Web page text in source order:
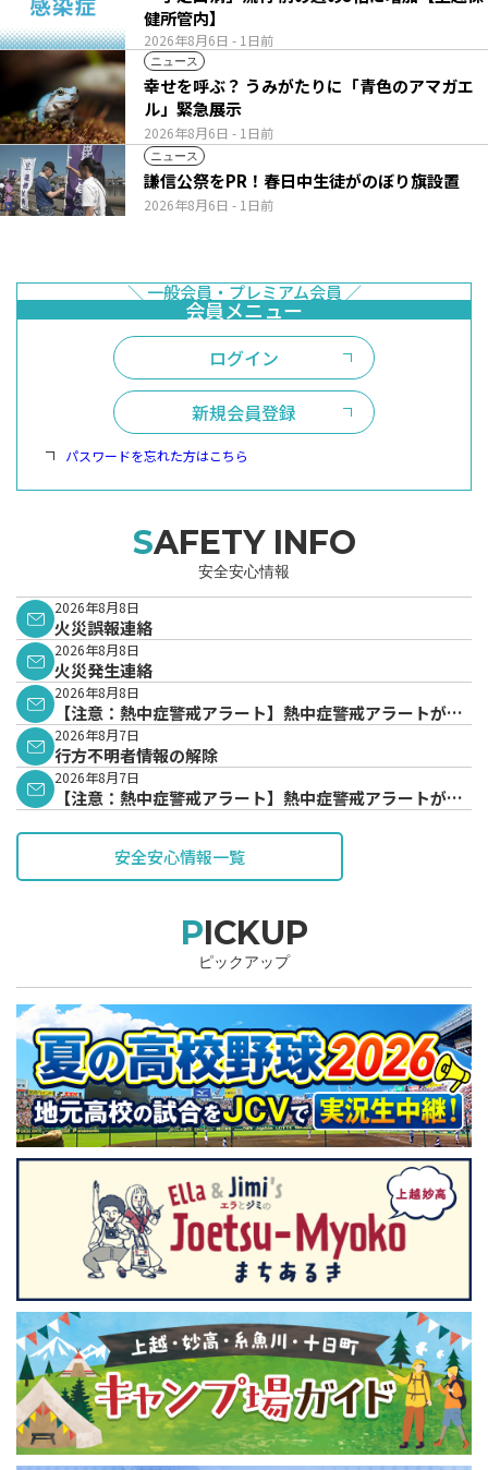
2026年8月6日 - 1日前
健所管内】
ニュース
2026年8月6日 - 1日前
幸せを呼ぶ？ うみがたりに「青色のアマガエ
ル」緊急展示
ニュース
2026年8月6日 - 1日前
謙信公祭をPR！春日中生徒がのぼり旗設置
ログイン
新規会員登録
パスワードを忘れた方はこちら
SAFETY INFO
安全安心情報
2026年8月8日
火災誤報連絡
2026年8月8日
火災発生連絡
2026年8月8日
【注意：熱中症警戒アラート】熱中症警戒アラートが発
表されています。
2026年8月7日
行方不明者情報の解除
2026年8月7日
【注意：熱中症警戒アラート】熱中症警戒アラートが発
安全安心情報一覧
PICKUP
ピックアップ